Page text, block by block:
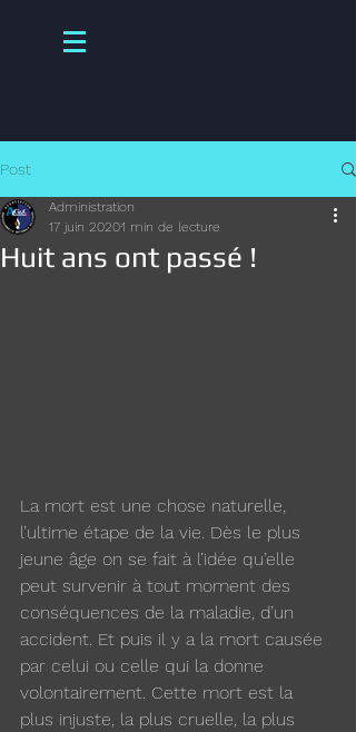
Post
Huit ans ont passé !
Administration
17 juin 20201 min de lecture
La mort est une chose naturelle,
l’ultime étape de la vie. Dès le plus
jeune âge on se fait à l’idée qu’elle
peut survenir à tout moment des
conséquences de la maladie, d’un
accident. Et puis il y a la mort causée
par celui ou celle qui la donne
volontairement. Cette mort est la
plus injuste, la plus cruelle, la plus